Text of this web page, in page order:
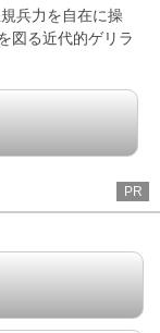
兵力を自在に操
図る近代的ゲリラ
PR